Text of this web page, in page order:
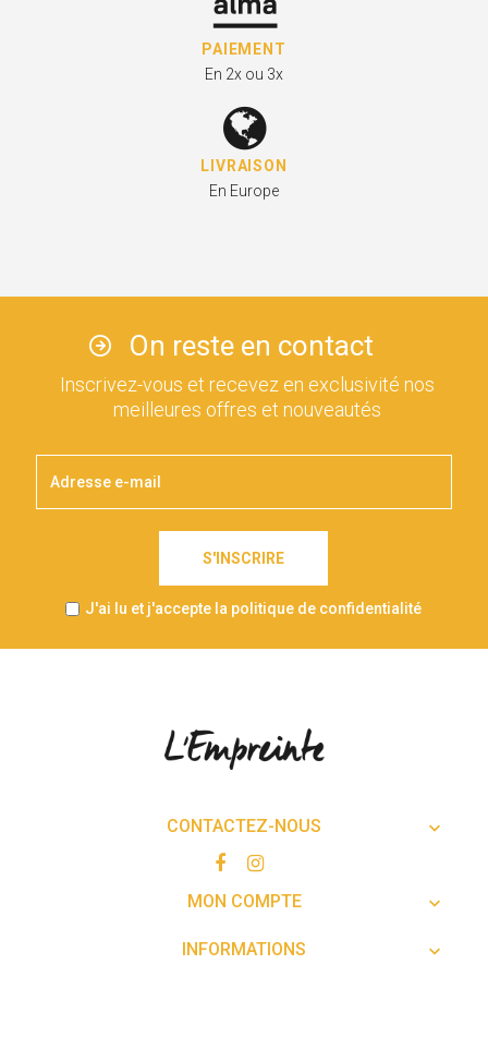
PAIEMENT
En 2x ou 3x
LIVRAISON
En Europe
On reste en contact
Inscrivez-vous et recevez en exclusivité nos
meilleures offres et nouveautés
S'INSCRIRE
J'ai lu et j'accepte la politique de confidentialité
CONTACTEZ-NOUS 
MON COMPTE 
INFORMATIONS 